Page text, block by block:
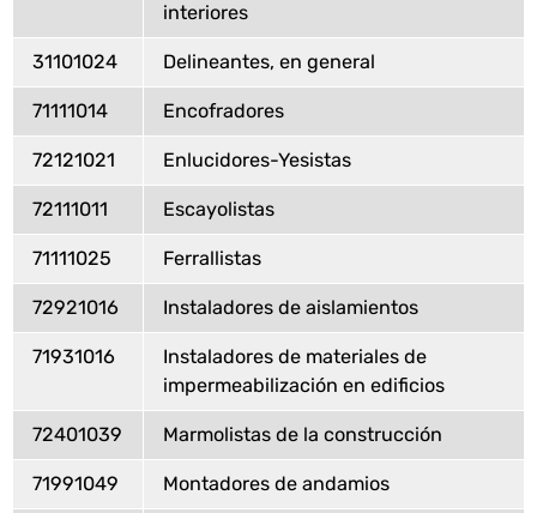
interiores
31101024 Delineantes, en general
71111014 Encofradores
72121021 Enlucidores-Yesistas
72111011 Escayolistas
71111025 Ferrallistas
72921016 Instaladores de aislamientos
71931016
Instaladores de materiales de
impermeabilización en edificios
72401039 Marmolistas de la construcción
71991049 Montadores de andamios